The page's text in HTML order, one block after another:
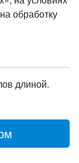
обработку
длиной.